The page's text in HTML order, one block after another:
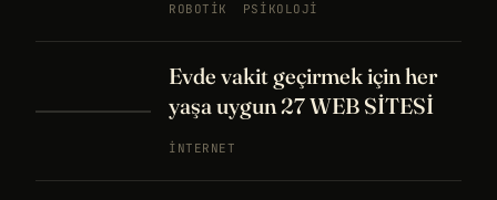
ROBOTIK PSIKOLOJI
Evde vakit geçirmek için her
yaşa uygun 27 WEB SİTESİ
İNTERNET